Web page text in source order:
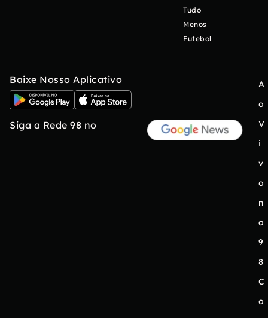
Tudo
Menos
Futebol
Baixe Nosso Aplicativo
Siga a Rede 98 no
A
o
V
i
v
o
n
a
9
8
C
o